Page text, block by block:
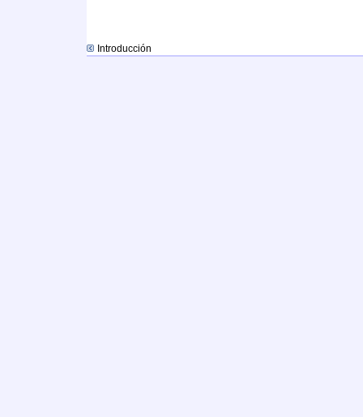
Introducción